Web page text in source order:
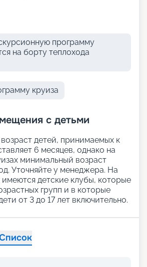
программу
на борту теплохода
круиза
с детьми
детей, принимаемых к
6 месяцев, однако на
минимальный возраст
Уточняйте у менеджера. На
имеются детские клубы, которые
групп и в которые
от 3 до 17 лет включительно.